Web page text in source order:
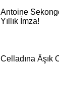
Antoine
Yıllık İmza!
Celladına Âşık